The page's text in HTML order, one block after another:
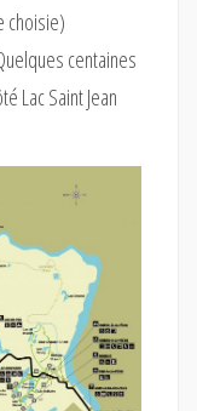
choisie)
centaines
Lac Saint Jean